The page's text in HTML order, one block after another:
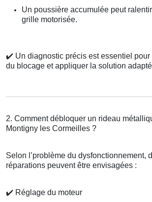
Un poussière accumulée peut
grille motorisée.
✔️ Un diagnostic précis est essentiel
du blocage et appliquer la solution
2. Comment débloquer un rideau
Montigny les Cormeilles ?
Selon l’problème du dysfonctionnement,
réparations peuvent être envisagées :
✔️ Réglage du moteur